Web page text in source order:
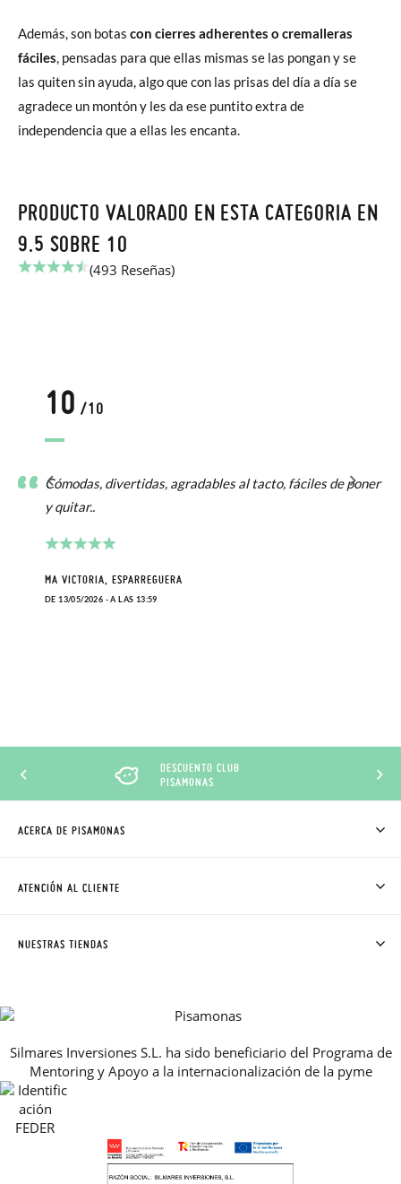
Además, son botas con cierres adherentes o cremalleras
fáciles, pensadas para que ellas mismas se las pongan y se
las quiten sin ayuda, algo que con las prisas del día a día se
agradece un montón y les da ese puntito extra de
independencia que a ellas les encanta.
PRODUCTO VALORADO EN ESTA CATEGORIA EN
9.5 SOBRE 10
(493 Reseñas)
10 /10
Cómodas, divertidas, agradables al tacto, fáciles de poner
y quitar..
MA VICTORIA, ESPARREGUERA
DE 13/05/2026 - A LAS 13:59
DESCUENTO CLUB
PISAMONAS
ACERCA DE PISAMONAS
CÓMO COMPRAR
AVISO LEGAL, PRIVACIDAD Y COOKIES
GUIA DE TALLAS
REBAJAS
ATENCIÓN AL CLIENTE
NUESTRAS TIENDAS
Silmares Inversiones S.L. ha sido beneficiario del Programa de
Mentoring y Apoyo a la internacionalización de la pyme